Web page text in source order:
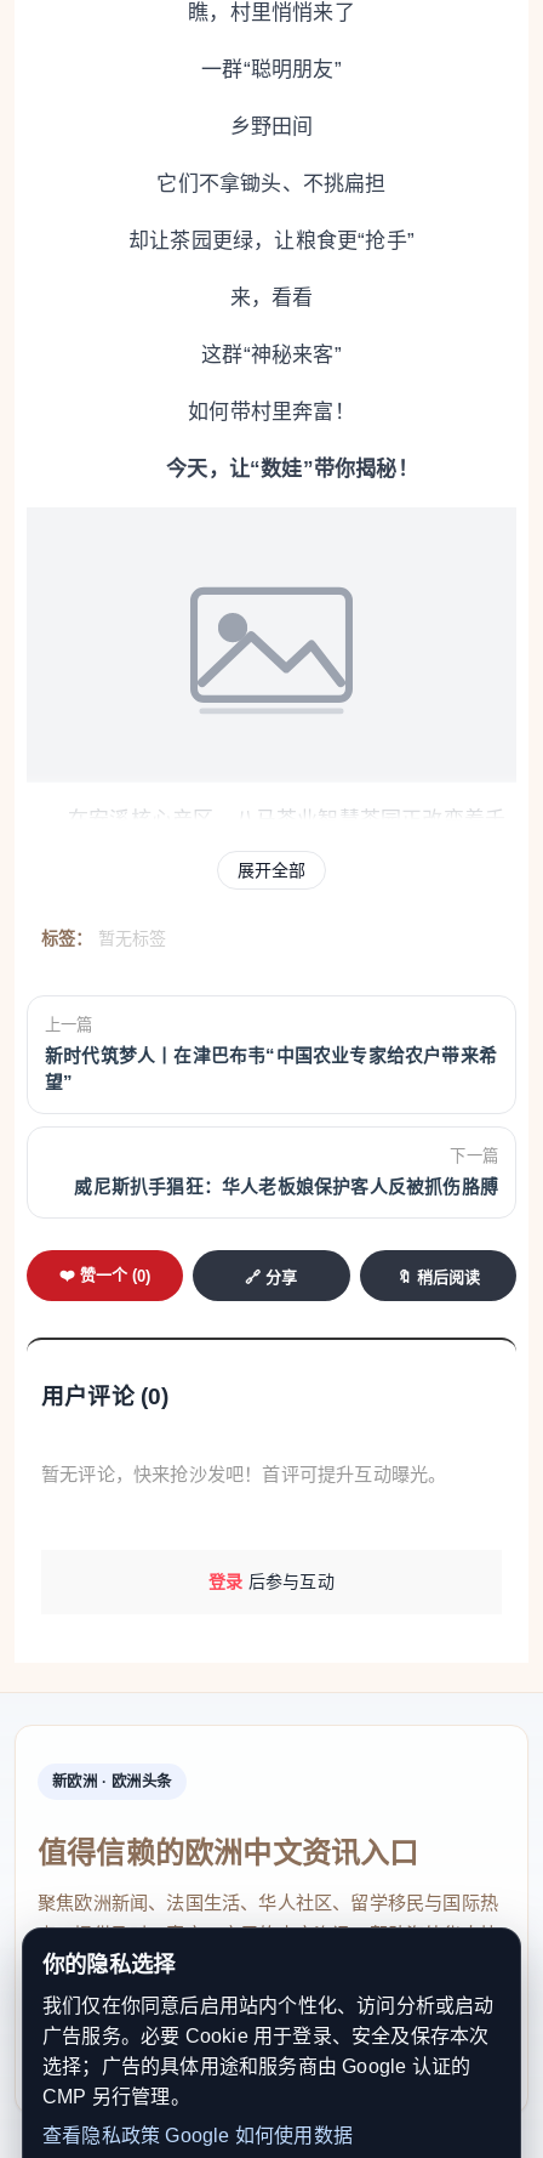
瞧，村里悄悄来了
一群“聪明朋友”
乡野田间
它们不拿锄头、不挑扁担
却让茶园更绿，让粮食更“抢手”
来，看看
这群“神秘来客”
如何带村里奔富！
今天，让“数娃”带你揭秘！
在安溪核心产区，八马茶业智慧茶园正改变着千
百年来的种植方式。物联网设备实时监测土壤湿度、
每一片茶叶的品质。全球首条信息化、数字化、智能
品的全自动智造。
数字化种植，让一杯好茶从源头就有了“数”。不
只是茶园，福建大力推广应用农业物联网、大数据、
5G、人工智能等新技术新装备，打造了一批智慧牧
场、智慧茶园、智慧大棚、智慧菇房……目前，福建
建传统农业“数智新生”。
在宁德周宁县浦源镇龙住院村的山林间，一架无
人机正灵活地穿梭于翠竹之间，稳稳将毛竹吊运至山
里的餐桌宝藏搭上了“空中快车”，走向更广阔的市
在三明，永安市吉山村、上吉山村整合80亩土
地，建设智慧共享农场，通过微信小程序开放线上认
领通道，为认养客户提供全流程农事服务，目前所有
种植区全部被认领。这种“订单式认养”模式，推动农
业生产从“产供销”向“销供产”转变，化解农产品滞销风
险，让闲置土地变身农民“增收田”。在三元区西际
村，蜜橘还挂在树上就被上海客商订光了；三元区陈
展开全部
标签： 暂无标签
上一篇
新时代筑梦人丨在津巴布韦“中国农业专家给农户带来希
望”
下一篇
威尼斯扒手猖狂：华人老板娘保护客人反被抓伤胳膊
❤️ 赞一个 (0) 🔗 分享 🔖 稍后阅读
用户评论 (0)
暂无评论，快来抢沙发吧！首评可提升互动曝光。
登录 后参与互动
新欧洲 · 欧洲头条
值得信赖的欧洲中文资讯入口
聚焦欧洲新闻、法国生活、华人社区、留学移民与国际热
点，提供及时、真实、实用的中文资讯，帮助海外华人快
速了解欧洲动态。
contact@xinouzhou.com
服务支持、版权与合作：工作日优先处理站务、投稿与权
利通知
你的隐私选择
我们仅在你同意后启用站内个性化、访问分析或启动
广告服务。必要 Cookie 用于登录、安全及保存本次
选择；广告的具体用途和服务商由 Google 认证的
CMP 另行管理。
查看隐私政策 Google 如何使用数据